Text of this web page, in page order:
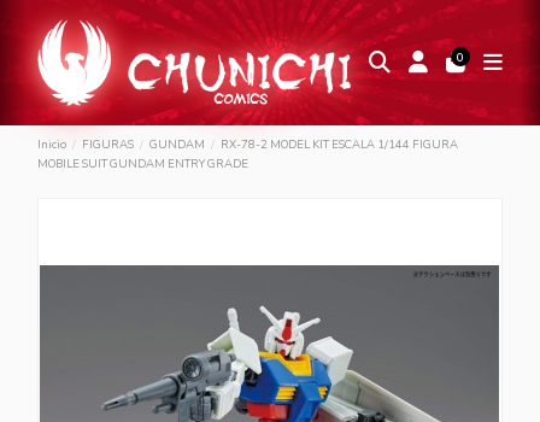
0
Inicio FIGURAS GUNDAM
RX-78-2 MODEL KIT ESCALA 1/144 FIGURA
MOBILE SUIT GUNDAM ENTRY GRADE